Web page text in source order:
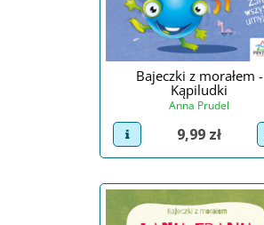
Bajeczki z morałem -
Kąpiludki
Anna Prudel
view product
Cena
9,99 zł